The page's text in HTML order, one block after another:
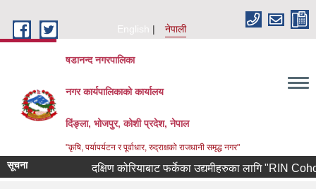
English
नेपाली
षडानन्द नगरपालिका
नगर कार्यपालिकाको कार्यालय
दिंङ्ला, भोजपुर, कोशी प्रदेश, नेपाल
"कृषि, पर्यापर्यटन र पूर्वाधार, रुद्राक्षको राजधानी समृद्ध नगर"
सूचना दक्षिण कोरियाबाट फर्केका उद्यमीहरुका लागि "RIN